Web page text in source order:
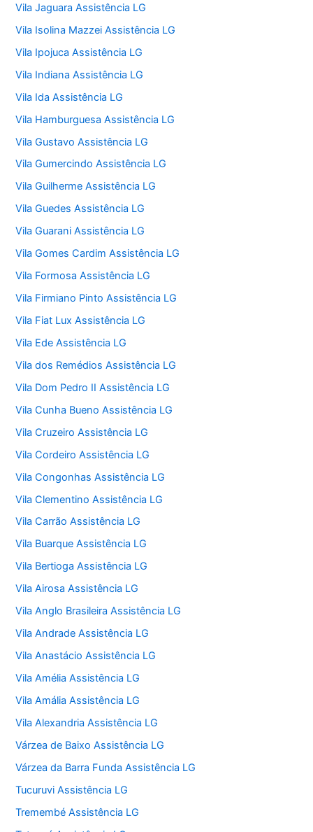
Vila Jaguara Assistência LG
Vila Isolina Mazzei Assistência LG
Vila Ipojuca Assistência LG
Vila Indiana Assistência LG
Vila Ida Assistência LG
Vila Hamburguesa Assistência LG
Vila Gustavo Assistência LG
Vila Gumercindo Assistência LG
Vila Guilherme Assistência LG
Vila Guedes Assistência LG
Vila Guarani Assistência LG
Vila Gomes Cardim Assistência LG
Vila Formosa Assistência LG
Vila Firmiano Pinto Assistência LG
Vila Fiat Lux Assistência LG
Vila Ede Assistência LG
Vila dos Remédios Assistência LG
Vila Dom Pedro II Assistência LG
Vila Cunha Bueno Assistência LG
Vila Cruzeiro Assistência LG
Vila Cordeiro Assistência LG
Vila Congonhas Assistência LG
Vila Clementino Assistência LG
Vila Carrão Assistência LG
Vila Buarque Assistência LG
Vila Bertioga Assistência LG
Vila Airosa Assistência LG
Vila Anglo Brasileira Assistência LG
Vila Andrade Assistência LG
Vila Anastácio Assistência LG
Vila Amélia Assistência LG
Vila Amália Assistência LG
Vila Alexandria Assistência LG
Várzea de Baixo Assistência LG
Várzea da Barra Funda Assistência LG
Tucuruvi Assistência LG
Tremembé Assistência LG